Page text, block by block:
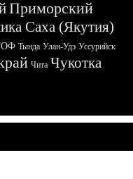
Приморский
Саха (Якутия)
Тында Улан-Удэ Уссурийск
Чита Чукотка